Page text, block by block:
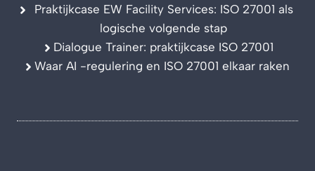
Praktijkcase EW Facility Services: ISO 27001 als
logische volgende stap
Dialogue Trainer: praktijkcase ISO 27001
Waar AI -regulering en ISO 27001 elkaar raken